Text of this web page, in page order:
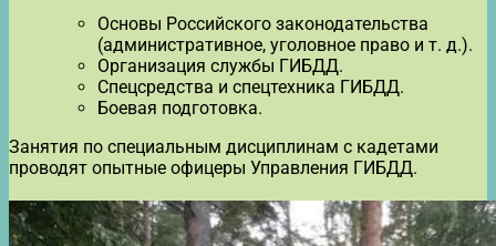
Основы Российского законодательства
(административное, уголовное право и т. д.).
Организация службы ГИБДД.
Спецсредства и спецтехника ГИБДД.
Боевая подготовка.
Занятия по специальным дисциплинам с кадетами
проводят опытные офицеры Управления ГИБДД.